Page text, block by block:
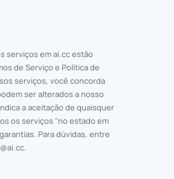
serviços em ai.cc estão
de Serviço e Política de
serviços, você concorda
ser alterados a nosso
a aceitação de quaisquer
os serviços "no estado em
Para dúvidas, entre